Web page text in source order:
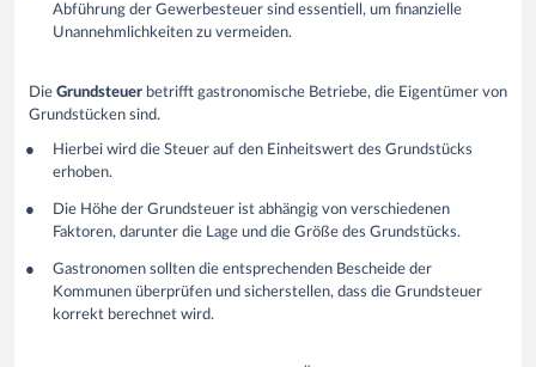
Abführung der Gewerbesteuer sind essentiell, um finanzielle
Unannehmlichkeiten zu vermeiden.
Die Grundsteuer betrifft gastronomische Betriebe, die Eigentümer von
Grundstücken sind.
Hierbei wird die Steuer auf den Einheitswert des Grundstücks
erhoben.
Die Höhe der Grundsteuer ist abhängig von verschiedenen
Faktoren, darunter die Lage und die Größe des Grundstücks.
Gastronomen sollten die entsprechenden Bescheide der
Kommunen überprüfen und sicherstellen, dass die Grundsteuer
korrekt berechnet wird.